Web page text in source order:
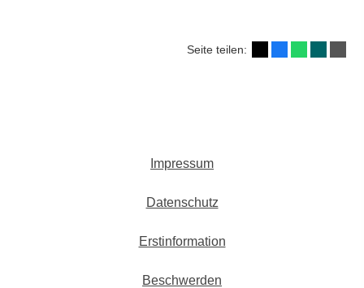
Seite teilen:
Impressum
Datenschutz
Erstinformation
Beschwerden